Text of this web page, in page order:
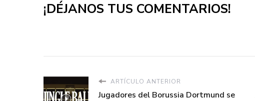
¡DÉJANOS TUS COMENTARIOS!
ARTÍCULO ANTERIOR
Jugadores del Borussia Dortmund se